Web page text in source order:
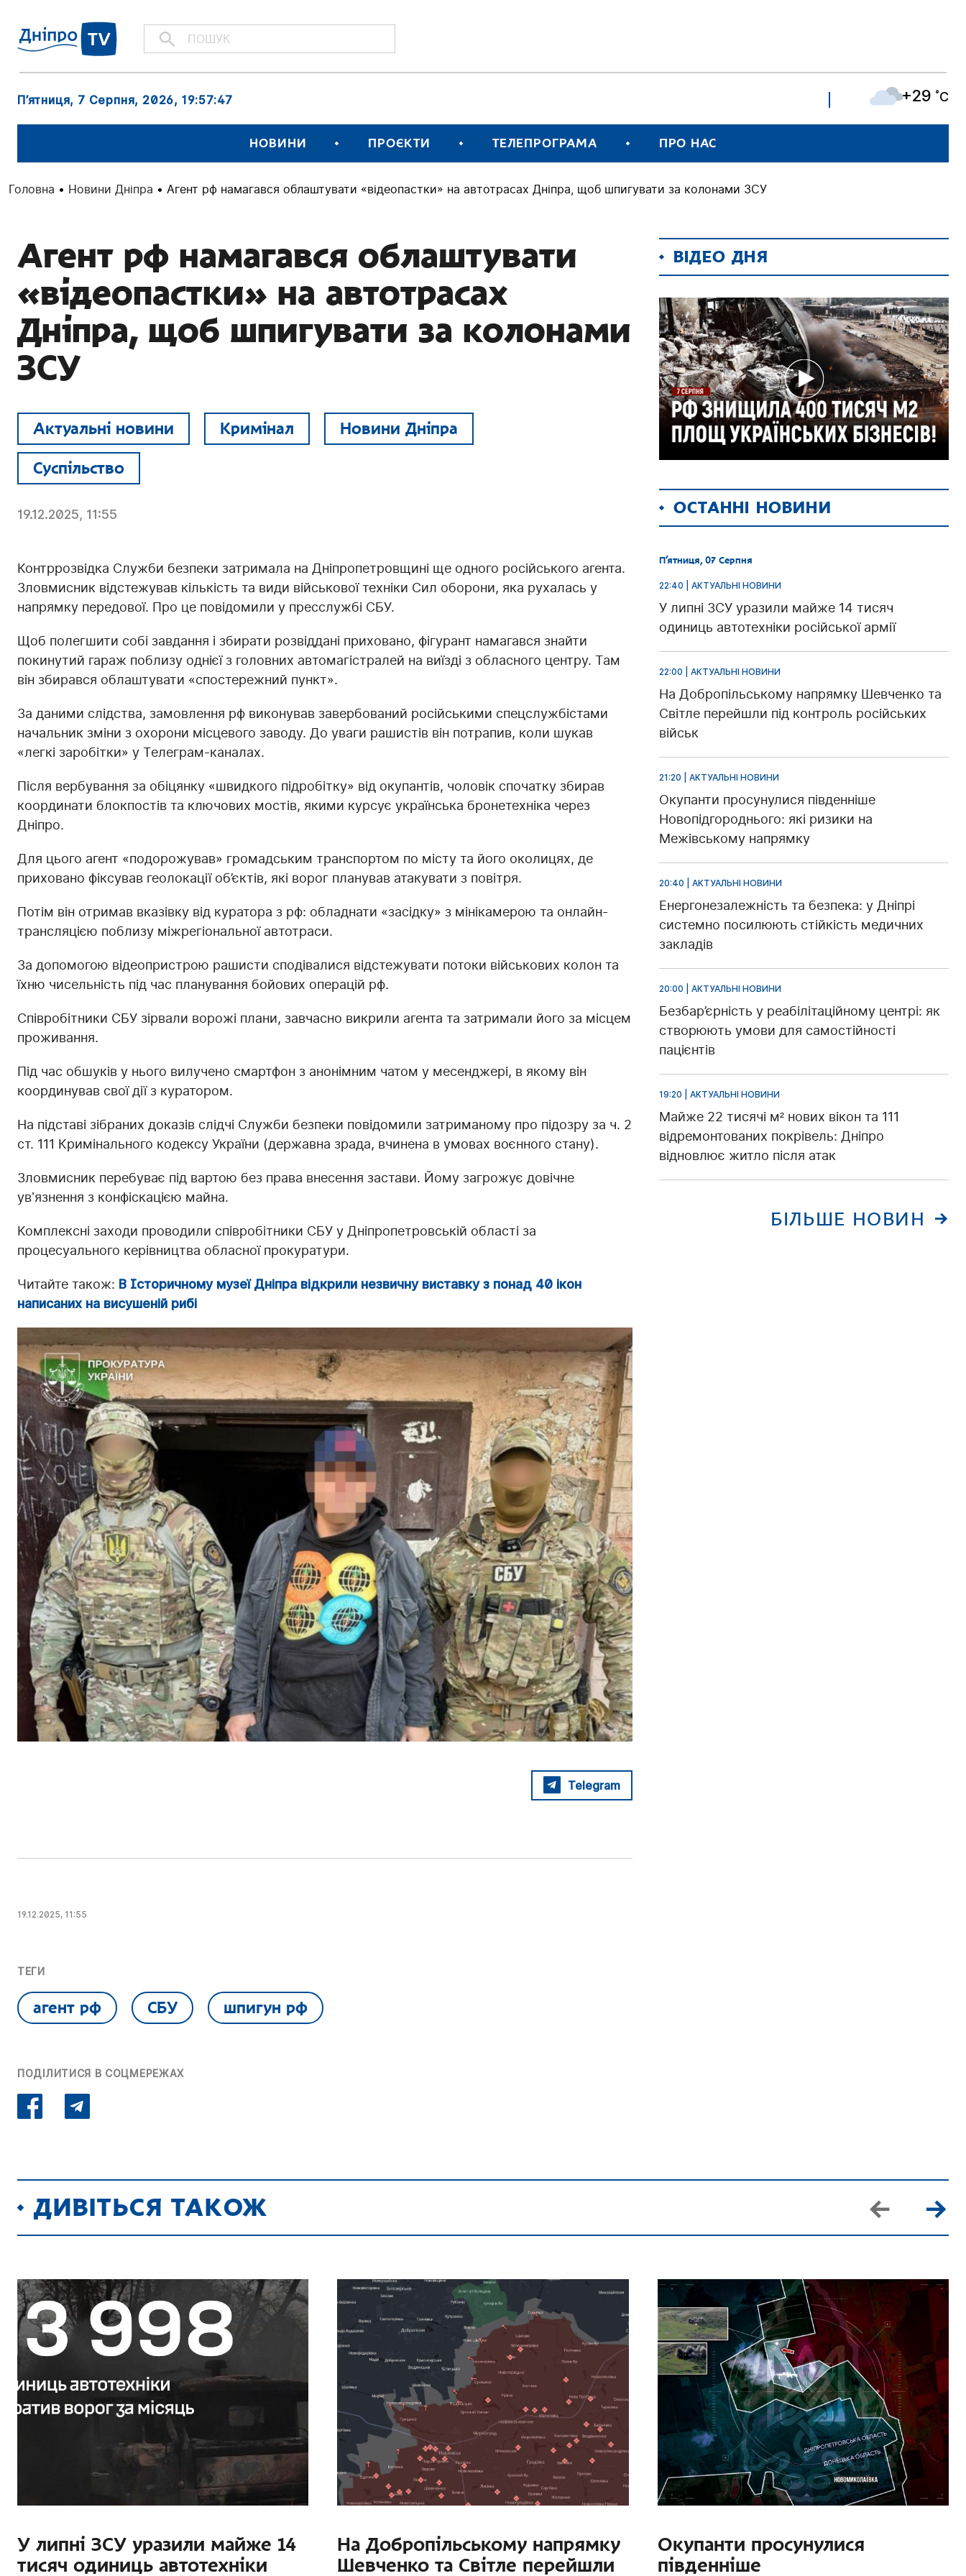
П’ятниця, 7 Серпня, 2026, 19:57:48 +29 ˚C
НОВИНИ ПРОЄКТИ ТЕЛЕПРОГРАМА ПРО НАС
Головна • Новини Дніпра • Агент рф намагався облаштувати «відеопастки» на автотрасах Дніпра, щоб шпигувати за колонами ЗСУ
Агент рф намагався облаштувати
«відеопастки» на автотрасах
Дніпра, щоб шпигувати за колонами
ЗСУ
Актуальні новини Кримінал Новини Дніпра
Суспільство
19.12.2025, 11:55
Контррозвідка Служби безпеки затримала на Дніпропетровщині ще одного російського агента.
Зловмисник відстежував кількість та види військової техніки Сил оборони, яка рухалась у
напрямку передової. Про це повідомили у пресслужбі СБУ.
Щоб полегшити собі завдання і збирати розвіддані приховано, фігурант намагався знайти
покинутий гараж поблизу однієї з головних автомагістралей на виїзді з обласного центру. Там
він збирався облаштувати «спостережний пункт».
За даними слідства, замовлення рф виконував завербований російськими спецслужбістами
начальник зміни з охорони місцевого заводу. До уваги рашистів він потрапив, коли шукав
«легкі заробітки» у Телеграм-каналах.
Після вербування за обіцянку «швидкого підробітку» від окупантів, чоловік спочатку збирав
координати блокпостів та ключових мостів, якими курсує українська бронетехніка через
Дніпро.
Для цього агент «подорожував» громадським транспортом по місту та його околицях, де
приховано фіксував геолокації об’єктів, які ворог планував атакувати з повітря.
Потім він отримав вказівку від куратора з рф: обладнати «засідку» з мінікамерою та онлайн-
трансляцією поблизу міжрегіональної автотраси.
За допомогою відеопристрою рашисти сподівалися відстежувати потоки військових колон та
їхню чисельність під час планування бойових операцій рф.
Співробітники СБУ зірвали ворожі плани, завчасно викрили агента та затримали його за місцем
проживання.
Під час обшуків у нього вилучено смартфон з анонімним чатом у месенджері, в якому він
координував свої дії з куратором.
На підставі зібраних доказів слідчі Служби безпеки повідомили затриманому про підозру за ч. 2
ст. 111 Кримінального кодексу України (державна зрада, вчинена в умовах воєнного стану).
Зловмисник перебуває під вартою без права внесення застави. Йому загрожує довічне
увʼязнення з конфіскацією майна.
Комплексні заходи проводили співробітники СБУ у Дніпропетровській області за
процесуального керівництва обласної прокуратури.
Читайте також: В Історичному музеї Дніпра відкрили незвичну виставку з понад 40 ікон
написаних на висушеній рибі
Telegram
19.12.2025, 11:55
ТЕГИ
агент рф СБУ шпигун рф
ПОДІЛИТИСЯ В СОЦМЕРЕЖАХ
ВІДЕО ДНЯ
ОСТАННІ НОВИНИ
П’ятниця, 07 Серпня
22:40 | АКТУАЛЬНІ НОВИНИ
У липні ЗСУ уразили майже 14 тисяч
одиниць автотехніки російської армії
22:00 | АКТУАЛЬНІ НОВИНИ
На Добропільському напрямку Шевченко та
Світле перейшли під контроль російських
військ
21:20 | АКТУАЛЬНІ НОВИНИ
Окупанти просунулися південніше
Новопідгороднього: які ризики на
Межівському напрямку
20:40 | АКТУАЛЬНІ НОВИНИ
Енергонезалежність та безпека: у Дніпрі
системно посилюють стійкість медичних
закладів
20:00 | АКТУАЛЬНІ НОВИНИ
Безбар’єрність у реабілітаційному центрі: як
створюють умови для самостійності
пацієнтів
19:20 | АКТУАЛЬНІ НОВИНИ
Майже 22 тисячі м² нових вікон та 111
відремонтованих покрівель: Дніпро
відновлює житло після атак
БІЛЬШЕ НОВИН
ДИВІТЬСЯ ТАКОЖ
У липні ЗСУ уразили майже 14
тисяч одиниць автотехніки
На Добропільському напрямку
Шевченко та Світле перейшли
Окупанти просунулися
південніше